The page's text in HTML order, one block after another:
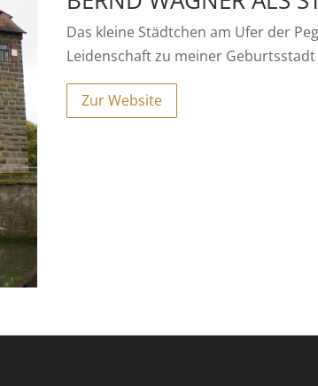
Das kleine Städtchen am Ufer der
Leidenschaft zu meiner
Zur Website